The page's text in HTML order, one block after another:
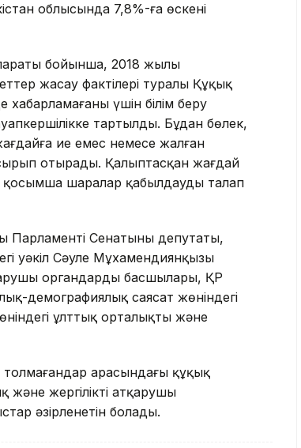
облысында 7,8%-ға өскені
бойынша, 2018 жылы
жасау фактілері туралы Құқық
үшін білім беру
тартылды. Бұдан бөлек,
ие емес немесе жалған
отырады. Қалыптасқан жағдай
шаралар қабылдауды талап
Сенатының депутаты,
уәкіл Сәуле Мұхамендиянқызы
органдардың басшылары, ҚР
демографиялық саясат жөніндегі
ұлттық орталықтың және
арасындағы құқық
жергілікті атқарушы
әзірленетін болады.